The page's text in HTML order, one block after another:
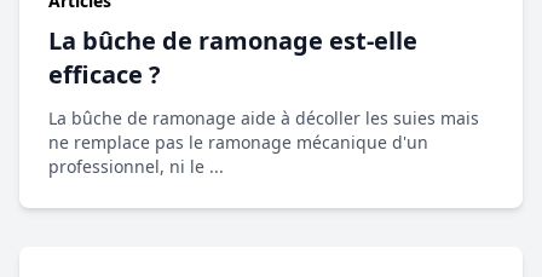
La bûche de ramonage est-elle
efficace ?
La bûche de ramonage aide à décoller les suies mais
ne remplace pas le ramonage mécanique d'un
professionnel, ni le ...